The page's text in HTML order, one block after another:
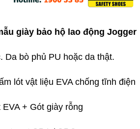
giày bảo hộ lao động Jogger
Da bò phủ PU hoặc da thật.
lót vật liệu EVA chống tĩnh điện
+ Gót giày rỗng